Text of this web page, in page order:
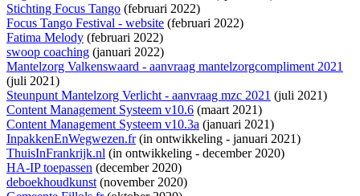
Stichting Focus Tango (februari 2022)
Focus Tango Festival - website (februari 2022)
Fatima Melody (februari 2022)
swoop coaching (januari 2022)
Mantelzorg Valkenswaard - aanvraag mantelzorgcompliment 2021
(juli 2021)
Steunpunt Mantelzorg Verlicht - aanvraag mzc 2021 (juli 2021)
Content Management Systeem v10.6 (maart 2021)
Content Management Systeem v10.3a (januari 2021)
InpakkenEnWegwezen.fr(in ontwikkeling - januari 2021)
ThuisInFrankrijk.nl (in ontwikkeling - december 2020)
HA-IP toepassen (december 2020)
deboekhoudkunst(november 2020)